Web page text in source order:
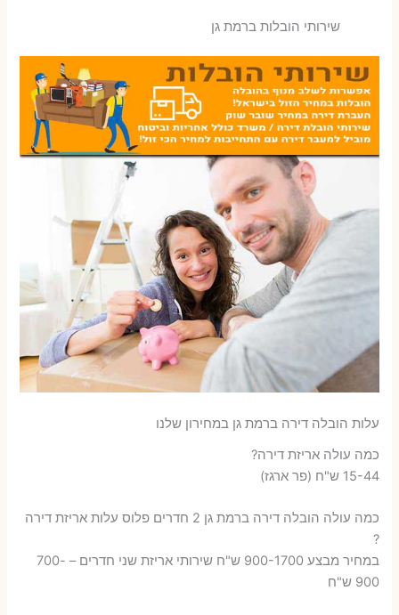
שירותי הובלות ברמת גן
עלות הובלה דירה ברמת גן במחירון שלנו
כמה עולה אריזת דירה​?
15-44 ש"ח (פר ארגז)
כמה עולה הובלה דירה ברמת גן 2 חדרים פלוס עלות אריזת דירה
?
במחיר מבצע 900-1700 ש"ח שירותי אריזת שני חדרים – 700-
900 ש"ח